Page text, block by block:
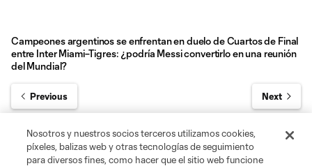
Campeones argentinos se enfrentan en duelo de Cuartos de Final
entre Inter Miami–Tigres: ¿podría Messi convertirlo en una reunión
del Mundial?
Previous Next
Nosotros y nuestros socios terceros utilizamos cookies,
píxeles, balizas web y otras tecnologías de seguimiento
para diversos fines, como hacer que el sitio web funcione